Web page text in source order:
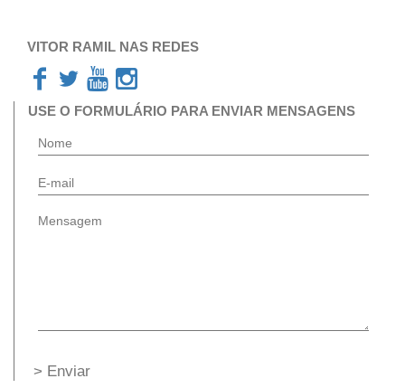
VITOR RAMIL NAS REDES
USE O FORMULÁRIO PARA ENVIAR MENSAGENS
> Enviar